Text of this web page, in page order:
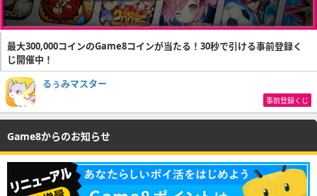
最大300,000コインのGame8コインが当たる！30秒で引ける事前登録く
じ開催中！
るぅみマスター
事前登録くじ
Game8からのお知らせ